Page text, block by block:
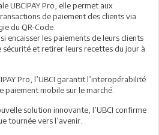
UBCIPAY Pro, elle permet aux
de paiement des clients via
du QR-Code.
encaisser les paiements de leurs clients
et retirer leurs recettes du jour à
Pro, l’UBCI garantit l’interopérabilité
paiement mobile sur le marché.
solution innovante, l’UBCI confirme
tournée vers l’avenir.